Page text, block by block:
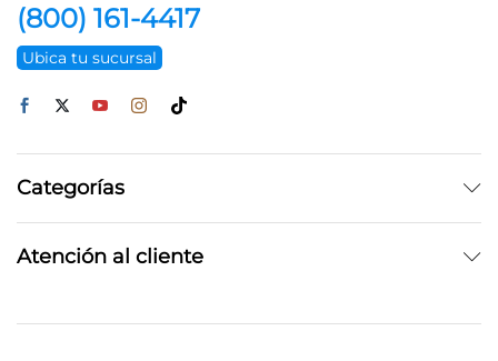
(800) 161-4417
Ubica tu sucursal
Categorías
Atención al cliente